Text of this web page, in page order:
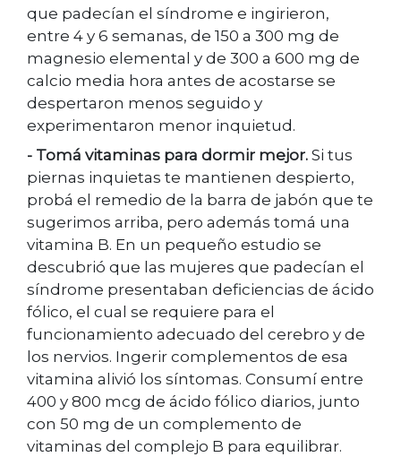
que padecían el síndrome e ingirieron,
entre 4 y 6 semanas, de 150 a 300 mg de
magnesio elemental y de 300 a 600 mg de
calcio media hora antes de acostarse se
despertaron menos seguido y
experimentaron menor inquietud.
- Tomá vitaminas para dormir mejor. Si tus
piernas inquietas te mantienen despierto,
probá el remedio de la barra de jabón que te
sugerimos arriba, pero además tomá una
vitamina B. En un pequeño estudio se
descubrió que las mujeres que padecían el
síndrome presentaban deficiencias de ácido
fólico, el cual se requiere para el
funcionamiento adecuado del cerebro y de
los nervios. Ingerir complementos de esa
vitamina alivió los síntomas. Consumí entre
400 y 800 mcg de ácido fólico diarios, junto
con 50 mg de un complemento de
vitaminas del complejo B para equilibrar.